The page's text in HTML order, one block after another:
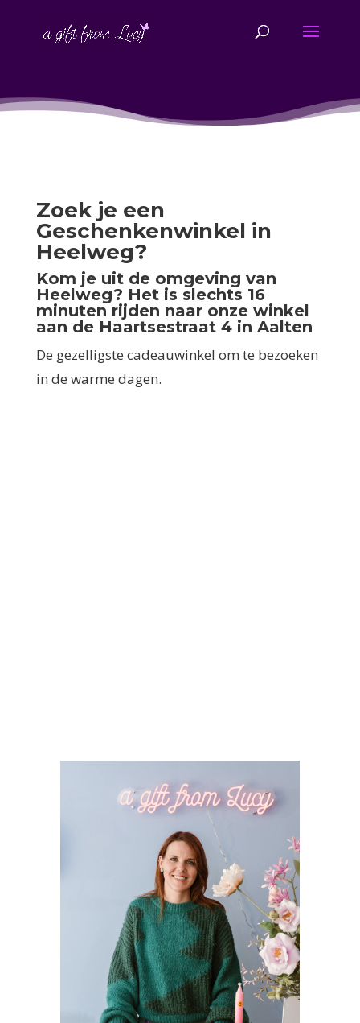
Zoek je een
Geschenkenwinkel in
Heelweg?
Kom je uit de omgeving van
Heelweg? Het is slechts 16
minuten rijden naar onze winkel
aan de Haartsestraat 4 in Aalten
De gezelligste cadeauwinkel om te bezoeken
in de warme dagen.